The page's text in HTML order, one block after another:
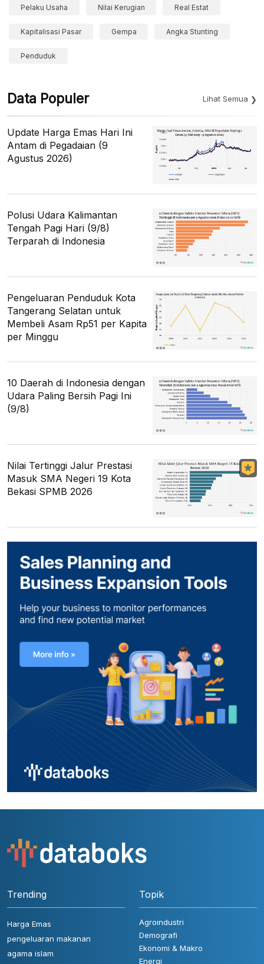
Pelaku Usaha Nilai Kerugian Real Estat
Kapitalisasi Pasar Gempa Angka Stunting
Penduduk
Data Populer Lihat Semua
Update Harga Emas Hari Ini
Antam di Pegadaian (9
Agustus 2026)
Polusi Udara Kalimantan
Tengah Pagi Hari (9/8)
Terparah di Indonesia
Pengeluaran Penduduk Kota
Tangerang Selatan untuk
Membeli Asam Rp51 per Kapita
per Minggu
10 Daerah di Indonesia dengan
Udara Paling Bersih Pagi Ini
(9/8)
Nilai Tertinggi Jalur Prestasi
Masuk SMA Negeri 19 Kota
Bekasi SPMB 2026
Trending
Harga Emas
pengeluaran makanan
agama islam
Topik
Agroindustri
Demografi
Ekonomi & Makro
Energi